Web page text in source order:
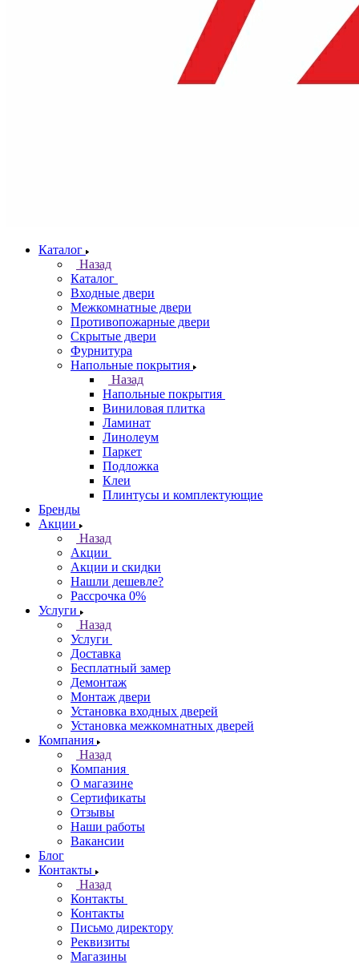
Каталог
Назад
Каталог
Входные двери
Межкомнатные двери
Противопожарные двери
Скрытые двери
Фурнитура
Напольные покрытия
Назад
Напольные покрытия
Виниловая плитка
Ламинат
Линолеум
Паркет
Подложка
Клеи
Плинтусы и комплектующие
Бренды
Акции
Назад
Акции
Акции и скидки
Нашли дешевле?
Рассрочка 0%
Услуги
Назад
Услуги
Доставка
Бесплатный замер
Демонтаж
Монтаж двери
Установка входных дверей
Установка межкомнатных дверей
Компания
Назад
Компания
О магазине
Сертификаты
Отзывы
Наши работы
Вакансии
Блог
Контакты
Назад
Контакты
Контакты
Письмо директору
Реквизиты
Магазины